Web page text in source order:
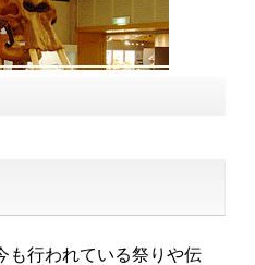
も行われている祭りや伝